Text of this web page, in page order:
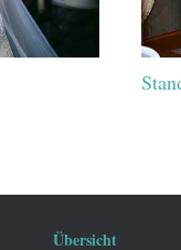
Übersicht